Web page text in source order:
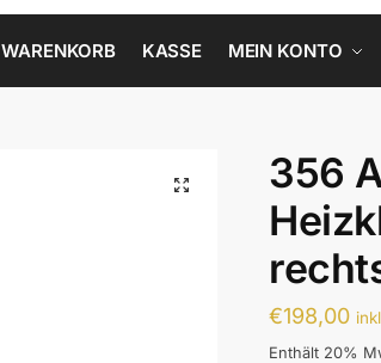
WARENKORB KASSE MEIN KONTO
356
€198,00
Enthält 20%